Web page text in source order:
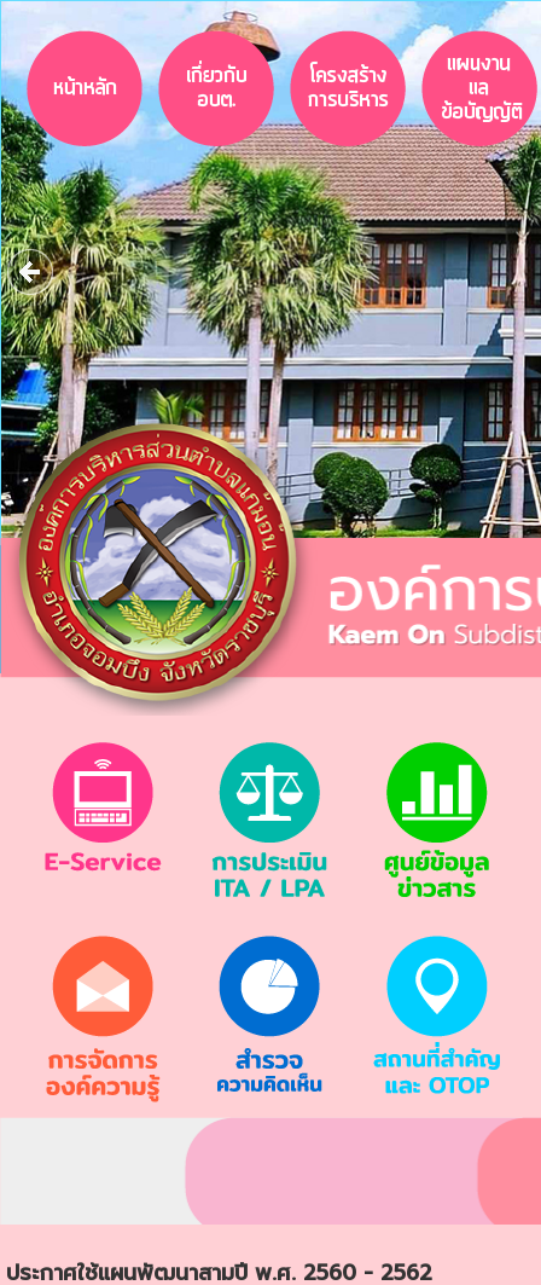
ประกาศใช้แผนพัฒนาสามปี พ.ศ. 2560 - 2562